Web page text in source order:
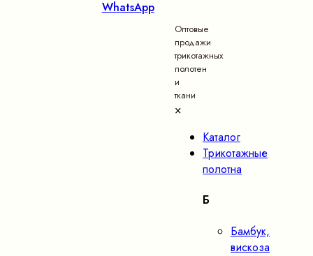
WhatsApp
Оптовые
продажи
трикотажных
полотен
и
ткани
×
Каталог
Трикотажные
полотна
Б
Бамбук,
вискоза